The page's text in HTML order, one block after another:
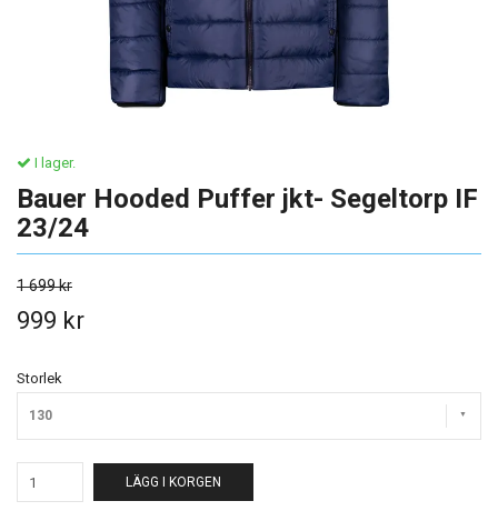
I lager.
Bauer Hooded Puffer jkt- Segeltorp IF
23/24
1 699 kr
999 kr
Storlek
130
LÄGG I KORGEN